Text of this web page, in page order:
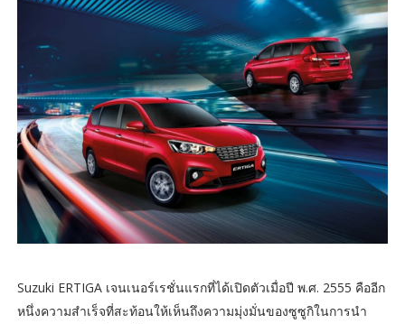
Suzuki ERTIGA เจนเนอร์เรชั่นแรกที่ได้เปิดตัวเมื่อปี พ.ศ. 2555 คืออีก
หนึ่งความสำเร็จที่สะท้อนให้เห็นถึงความมุ่งมั่นของซูซูกิในการนำ